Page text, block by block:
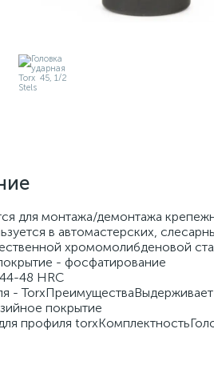
для монтажа/демонтажа
в автомастерских,
хромомолибденовой
- фосфатирование
48 HRC
-
покрытие
профиля